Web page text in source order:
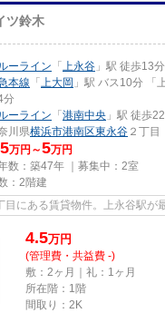
ツ鈴木
ーライン 「 上永谷 」駅 徒歩13分
本線 「 上大岡 」駅 バス10分 「
分
ーライン 「 港南中央 」駅 徒歩
川県横浜市港南区東永谷 ２丁目
万円～5万円
数：築47年 ｜募集中： 2室
：2階建
にある賃貸物件。上永谷駅が
4.5万円
(管理費・共益費 -)
敷：2ヶ月｜礼：1ヶ月
所在階：1階
間取り：2K